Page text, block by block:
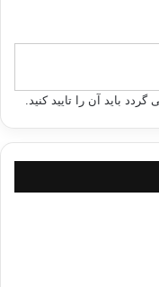
باید آن را تایید کنید.